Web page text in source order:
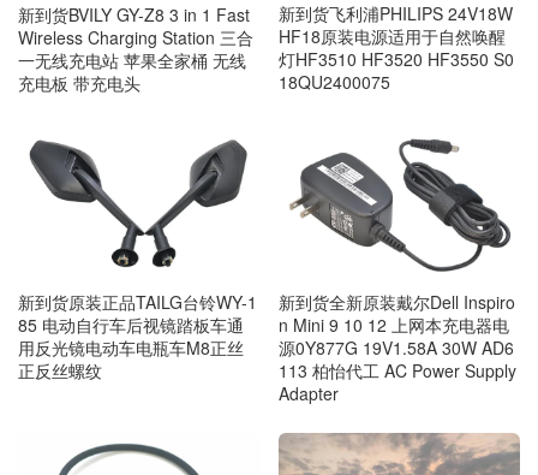
新到货BVILY GY-Z8 3 in 1 Fast
Wireless Charging Station 三合
一无线充电站 苹果全家桶 无线
充电板 带充电头
新到货飞利浦PHILIPS 24V18W
HF18原装电源适用于自然唤醒
灯HF3510 HF3520 HF3550 S0
18QU2400075
新到货原装正品TAILG台铃WY-1
85 电动自行车后视镜踏板车通
用反光镜电动车电瓶车M8正丝
正反丝螺纹
新到货全新原装戴尔Dell Inspiro
n Mini 9 10 12 上网本充电器电
源0Y877G 19V1.58A 30W AD6
113 柏怡代工 AC Power Supply
Adapter